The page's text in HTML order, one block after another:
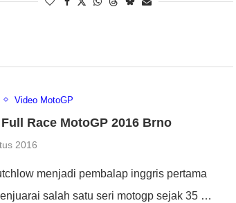
Video MotoGP
Race MotoGP 2016 Brno
2016
menjadi pembalap inggris pertama
salah satu seri motogp sejak 35 …